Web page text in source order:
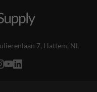
7, Hattem, NL